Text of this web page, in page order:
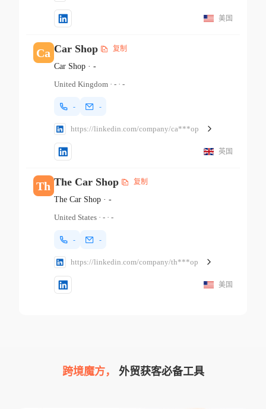
美国
Ca Car Shop 复制
Car Shop· -
United Kingdom· -· -
- -
https://linkedin.com/company/ca***op
英国
Th The Car Shop 复制
The Car Shop· -
United States· -· -
- -
https://linkedin.com/company/th***op
美国
跨境魔方， 外贸获客必备工具